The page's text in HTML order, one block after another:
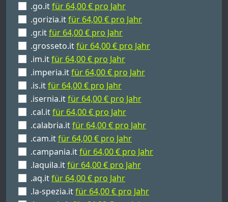
.go.itfür 64,00 € pro Jahr
.gorizia.itfür 64,00 € pro Jahr
.gr.itfür 64,00 € pro Jahr
.grosseto.itfür 64,00 € pro Jahr
.im.itfür 64,00 € pro Jahr
.imperia.itfür 64,00 € pro Jahr
.is.itfür 64,00 € pro Jahr
.isernia.itfür 64,00 € pro Jahr
.cal.itfür 64,00 € pro Jahr
.calabria.itfür 64,00 € pro Jahr
.cam.itfür 64,00 € pro Jahr
.campania.itfür 64,00 € pro Jahr
.laquila.itfür 64,00 € pro Jahr
.aq.itfür 64,00 € pro Jahr
.la-spezia.itfür 64,00 € pro Jahr